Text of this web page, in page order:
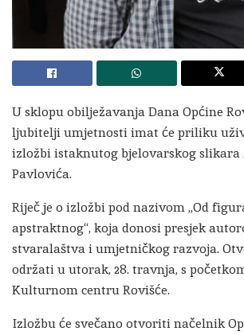
U sklopu obilježavanja Dana Općine
ljubitelji umjetnosti imat će priliku
izložbi istaknutog bjelovarskog
Pavlovića.
Riječ je o izložbi pod nazivom „Od
apstraktnog“, koja donosi presjek
stvaralaštva i umjetničkog razvoja.
održati u utorak, 28. travnja, s
Kulturnom centru Rovišće.
Izložbu će svečano otvoriti načelnik